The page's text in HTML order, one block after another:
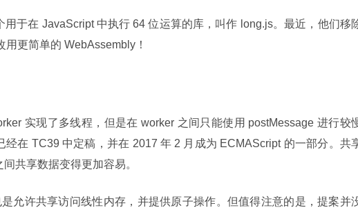
用于在 JavaScript 中执行 64 位运算的库，叫作 long.js。最近，他们移
更简单的 WebAssembly！
实现了多线程，但是在 worker 之间只能使用 postMessage 进行较
经在 TC39 中定稿，并在 2017 年 2 月成为 ECMAScript 的一部分。共
共享数据变得更加容易。
允许共享访问线性内存，并提供原子操作。但值得注意的是，提案并